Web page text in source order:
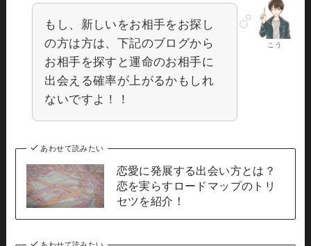
こう
もし、新しいをお相手をお探し
の方は方は、下記のブログから
お相手を探すと運命のお相手に
出会える確率が上がるかもしれ
ないですよ！！
あわせて読みたい
恋愛に発展する出会い方とは？
恋を実らすロードマップのトリ
セツを紹介！